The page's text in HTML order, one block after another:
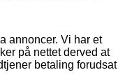
annoncer. Vi har et
på nettet derved at
betaling forudsat